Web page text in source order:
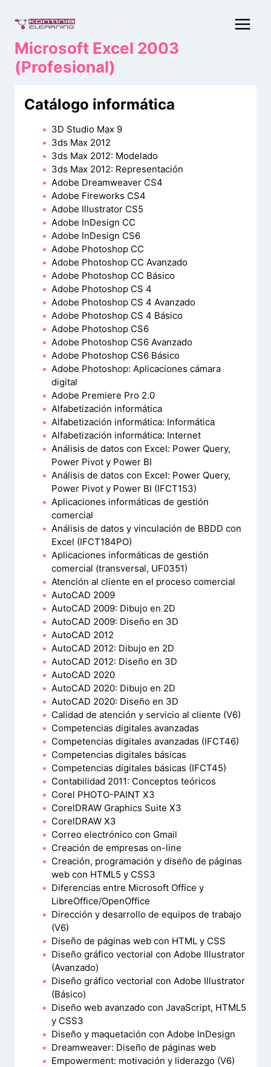
contenido
Microsoft Excel 2003
(Profesional)
Catálogo informática
3D Studio Max 9
3ds Max 2012
3ds Max 2012: Modelado
3ds Max 2012: Representación
Adobe Dreamweaver CS4
Adobe Fireworks CS4
Adobe Illustrator CS5
Adobe InDesign CC
Adobe InDesign CS6
Adobe Photoshop CC
Adobe Photoshop CC Avanzado
Adobe Photoshop CC Básico
Adobe Photoshop CS 4
Adobe Photoshop CS 4 Avanzado
Adobe Photoshop CS 4 Básico
Adobe Photoshop CS6
Adobe Photoshop CS6 Avanzado
Adobe Photoshop CS6 Básico
Adobe Photoshop: Aplicaciones cámara
digital
Adobe Premiere Pro 2.0
Alfabetización informática
Alfabetización informática: Informática
Alfabetización informática: Internet
Análisis de datos con Excel: Power Query,
Power Pivot y Power BI
Análisis de datos con Excel: Power Query,
Power Pivot y Power BI (IFCT153)
Aplicaciones informáticas de gestión
comercial
Análisis de datos y vinculación de BBDD con
Excel (IFCT184PO)
Aplicaciones informáticas de gestión
comercial (transversal, UF0351)
Atención al cliente en el proceso comercial
AutoCAD 2009
AutoCAD 2009: Dibujo en 2D
AutoCAD 2009: Diseño en 3D
AutoCAD 2012
AutoCAD 2012: Dibujo en 2D
AutoCAD 2012: Diseño en 3D
AutoCAD 2020
AutoCAD 2020: Dibujo en 2D
AutoCAD 2020: Diseño en 3D
Calidad de atención y servicio al cliente (V6)
Competencias digitales avanzadas
Competencias digitales avanzadas (IFCT46)
Competencias digitales básicas
Competencias digitales básicas (IFCT45)
Contabilidad 2011: Conceptos teóricos
Corel PHOTO-PAINT X3
CorelDRAW Graphics Suite X3
CorelDRAW X3
Correo electrónico con Gmail
Creación de empresas on-line
Creación, programación y diseño de páginas
web con HTML5 y CSS3
Diferencias entre Microsoft Office y
LibreOffice/OpenOffice
Dirección y desarrollo de equipos de trabajo
(V6)
Diseño de páginas web con HTML y CSS
Diseño gráfico vectorial con Adobe Illustrator
(Avanzado)
Diseño gráfico vectorial con Adobe Illustrator
(Básico)
Diseño web avanzado con JavaScript, HTML5
y CSS3
Diseño y maquetación con Adobe InDesign
Dreamweaver: Diseño de páginas web
Empowerment: motivación y liderazgo (V6)